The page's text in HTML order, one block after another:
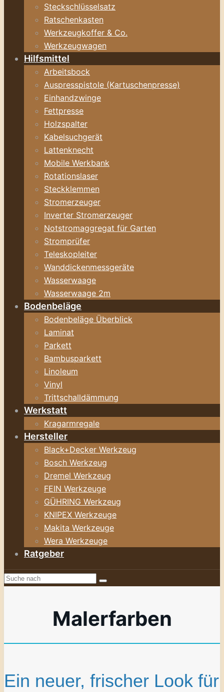
Steckschlüsselsatz
Ratschenkasten
Werkzeugkoffer & Co.
Werkzeugwagen
Hilfsmittel
Arbeitsbock
Auspresspistole (Kartuschenpresse)
Einhandzwinge
Fettpresse
Holzspalter
Kabelsuchgerät
Lattenknecht
Mobile Werkbank
Rotationslaser
Steckklemmen
Stromerzeuger
Inverter Stromerzeuger
Notstromaggregat für Garten
Stromprüfer
Teleskopleiter
Wanddickenmessgeräte
Wasserwaage
Wasserwaage 2m
Bodenbeläge
Bodenbeläge Überblick
Laminat
Parkett
Bambusparkett
Linoleum
Vinyl
Trittschalldämmung
Werkstatt
Kragarmregale
Hersteller
Black+Decker Werkzeug
Bosch Werkzeug
Dremel Werkzeug
FEIN Werkzeuge
GÜHRING Werkzeug
KNIPEX Werkzeuge
Makita Werkzeuge
Wera Werkzeuge
Ratgeber
Malerfarben
Ein neuer, frischer Look für